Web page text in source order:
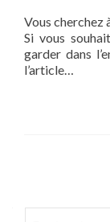
Vous cherchez
Si vous
garder dans
l’article…